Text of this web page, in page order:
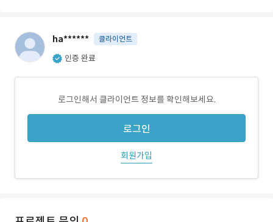
ha****** 클라이언트
인증 완료
로그인해서 클라이언트 정보를 확인해보세요.
로그인
회원가입